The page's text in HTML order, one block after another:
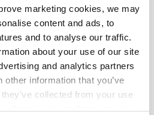
marketing cookies, we may
content and ads, to
and to analyse our traffic.
about your use of our site
and analytics partners
information that you’ve
collected from your use
change your preferences via
Comparer